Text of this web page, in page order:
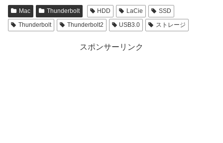
Mac Thunderbolt HDD LaCie
SSD
Thunderbolt
Thunderbolt2 USB3.0 ストレージ
スポンサーリンク